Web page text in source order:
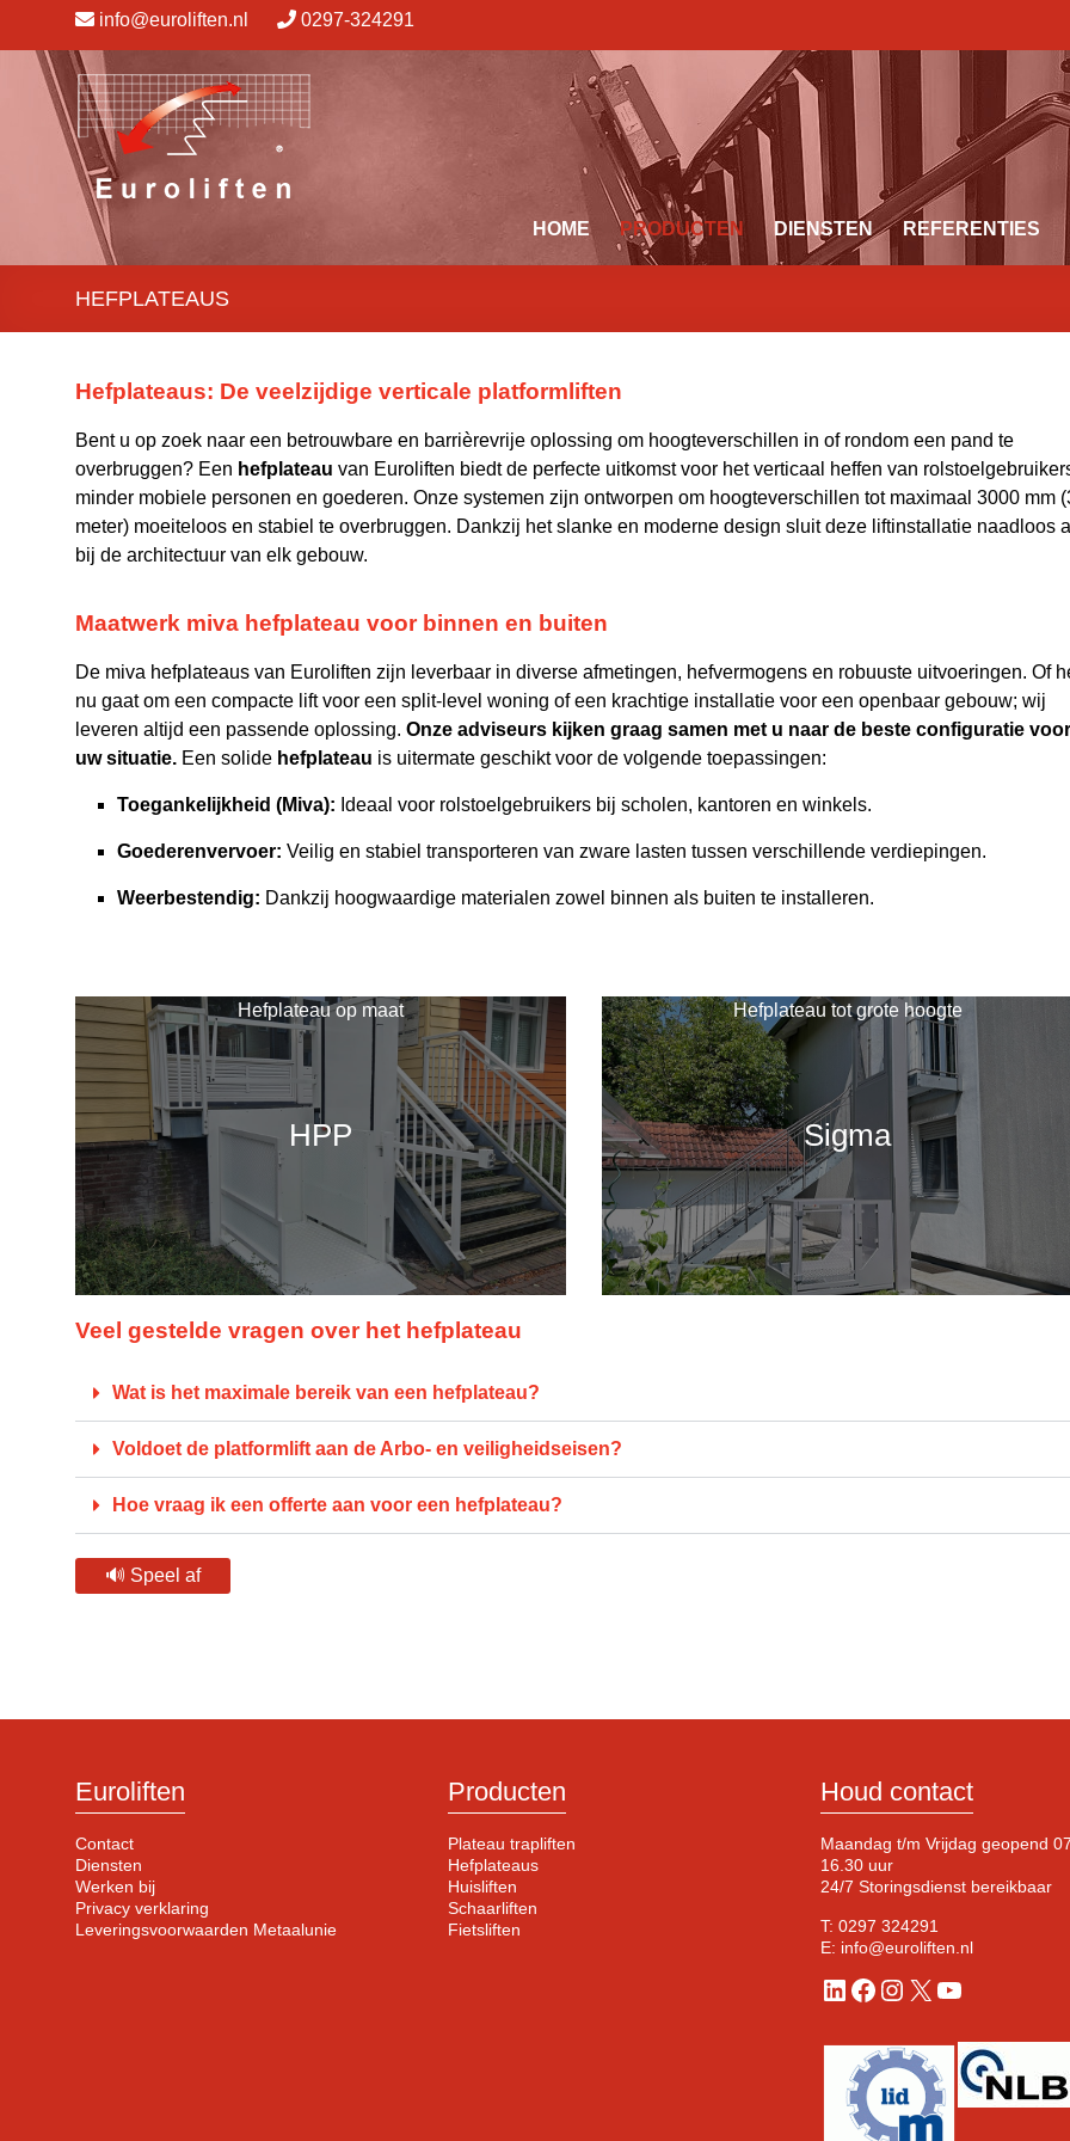
info@euroliften.nl 0297-324291
HOME PRODUCTEN DIENSTEN REFERENTIES
HEFPLATEAUS
Hefplateaus: De veelzijdige verticale platformliften
Bent u op zoek naar een betrouwbare en barrièrevrije oplossing om hoogteverschillen in of rondom een pand te
overbruggen? Een hefplateau van Euroliften biedt de perfecte uitkomst voor het verticaal heffen van
minder mobiele personen en goederen. Onze systemen zijn ontworpen om hoogteverschillen tot maximaal 3000 mm
meter) moeiteloos en stabiel te overbruggen. Dankzij het slanke en moderne design sluit deze liftinstallatie naadloos
bij de architectuur van elk gebouw.
Maatwerk miva hefplateau voor binnen en buiten
De miva hefplateaus van Euroliften zijn leverbaar in diverse afmetingen, hefvermogens en robuuste uitvoeringen. Of
nu gaat om een compacte lift voor een split-level woning of een krachtige installatie voor een openbaar gebouw; wij
leveren altijd een passende oplossing. Onze adviseurs kijken graag samen met u naar de beste configuratie voor
uw situatie. Een solide hefplateau is uitermate geschikt voor de volgende toepassingen:
Toegankelijkheid (Miva): Ideaal voor rolstoelgebruikers bij scholen, kantoren en winkels.
Goederenvervoer: Veilig en stabiel transporteren van zware lasten tussen verschillende verdiepingen.
Weerbestendig: Dankzij hoogwaardige materialen zowel binnen als buiten te installeren.
HPP
Hefplateau op maat
Sigma
Hefplateau tot grote hoogte
Veel gestelde vragen over het hefplateau
Wat is het maximale bereik van een hefplateau?
Voldoet de platformlift aan de Arbo- en veiligheidseisen?
Hoe vraag ik een offerte aan voor een hefplateau?
🔊 Speel af
Euroliften
Contact
Diensten
Werken bij
Privacy verklaring
Leveringsvoorwaarden Metaalunie
Producten
Plateau trapliften
Hefplateaus
Huisliften
Schaarliften
Fietsliften
Houd contact
Maandag t/m Vrijdag geopend
16.30 uur
24/7 Storingsdienst bereikbaar
T: 0297 324291
E: info@euroliften.nl